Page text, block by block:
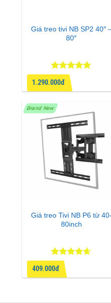
Giá treo tivi NB SP2 40″
80″
Được xếp
hạng4.8
sao
1.290.000đ
Brand New
Giá treo Tivi NB P6 từ 40-
80inch
Được xếp
hạng
5 sao
409.000đ